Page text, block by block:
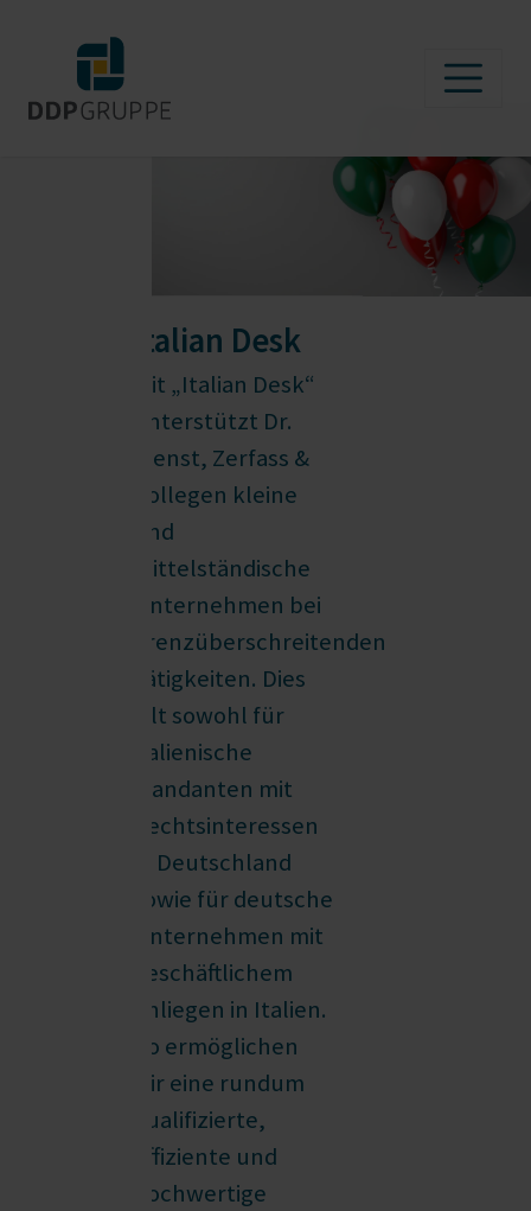
Italian Desk
Mit „Italian Desk“
unterstützt Dr.
Dienst, Zerfass &
Kollegen kleine
und
mittelständische
Unternehmen bei
grenzüberschreitenden
Tätigkeiten. Dies
gilt sowohl für
italienische
Mandanten mit
Rechtsinteressen
in Deutschland
sowie für deutsche
Unternehmen mit
geschäftlichem
Anliegen in Italien.
So ermöglichen
wir eine rundum
qualifizierte,
effiziente und
hochwertige